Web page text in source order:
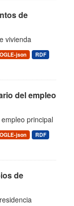
de
vivienda
json
RDF
del empleo
principal
json
RDF
de